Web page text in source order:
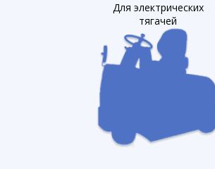
Для электрических
тягачей